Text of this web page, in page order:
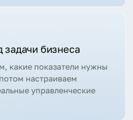
задачи бизнеса
какие показатели нужны
настраиваем
управленческие